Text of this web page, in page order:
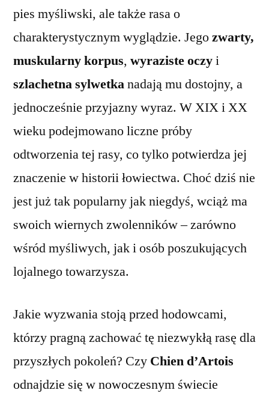
pies myśliwski, ale także rasa o
charakterystycznym wyglądzie. Jegozwarty,
muskularny korpus, wyraziste oczyi
szlachetna sylwetkanadają mu dostojny, a
jednocześnie przyjazny wyraz. W XIX i XX
wieku podejmowano liczne próby
odtworzenia tej rasy, co tylko potwierdza jej
znaczenie w historii łowiectwa. Choć dziś nie
jest już tak popularny jak niegdyś, wciąż ma
swoich wiernych zwolenników – zarówno
wśród myśliwych, jak i osób poszukujących
lojalnego towarzysza.
Jakie wyzwania stoją przed hodowcami,
którzy pragną zachować tę niezwykłą rasę dla
przyszłych pokoleń? Czy Chien d’Artois
odnajdzie się w nowoczesnym świecie